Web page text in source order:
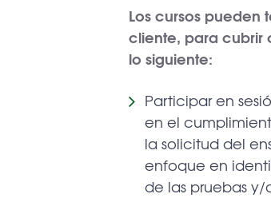
Los cursos
cliente, para cubrir
lo siguiente:
Participar en
en el
la solicitud del
enfoque en
de las pruebas y/